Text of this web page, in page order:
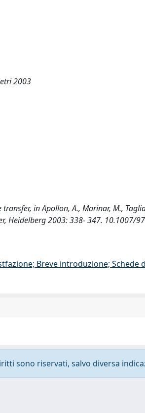
2003
in Apollon, A., Marinar, M.,
Heidelberg 2003: 338- 347. 10.1007/
Breve introduzione; Schede
sono riservati, salvo diversa